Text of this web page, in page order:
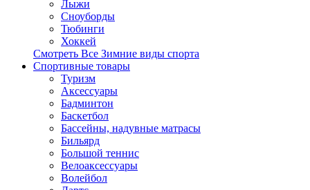
Лыжи
Сноуборды
Тюбинги
Хоккей
Смотреть Все Зимние виды спорта
Спортивные товары
Туризм
Аксессуары
Бадминтон
Баскетбол
Бассейны, надувные матрасы
Бильярд
Большой теннис
Велоаксессуары
Волейбол